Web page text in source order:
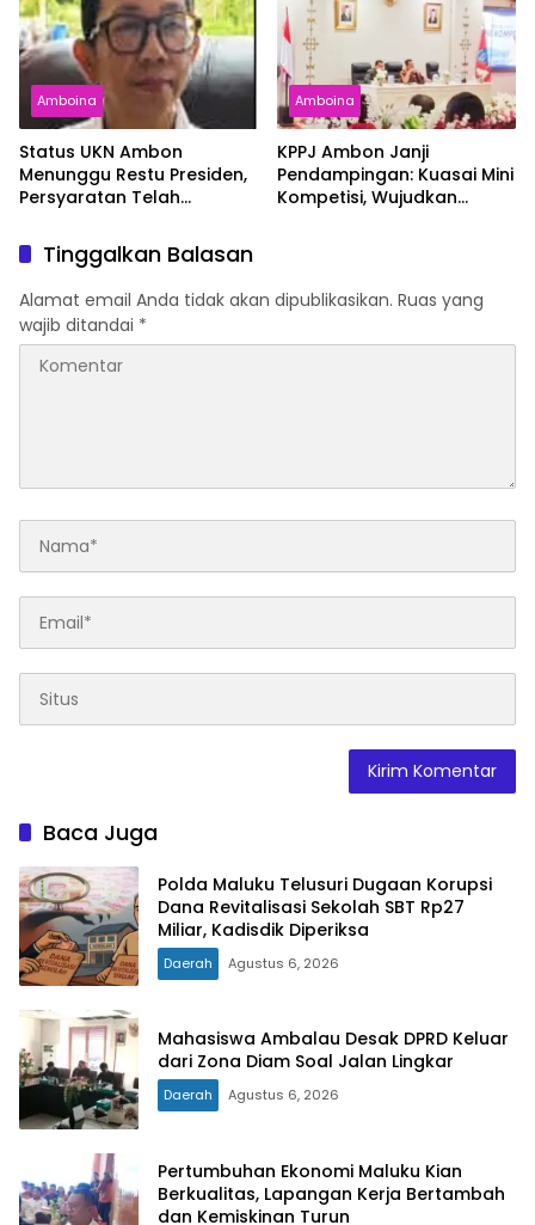
Amboina
Status UKN Ambon
Menunggu Restu Presiden,
Persyaratan Telah
Amboina
KPPJ Ambon Janji
Pendampingan: Kuasai Mini
Kompetisi, Wujudkan
Tinggalkan Balasan
Alamat email Anda tidak akan dipublikasikan. Ruas yang
wajib ditandai *
Baca Juga
Polda Maluku Telusuri Dugaan Korupsi
Dana Revitalisasi Sekolah SBT Rp27
Miliar, Kadisdik Diperiksa
Daerah Agustus 6, 2026
Mahasiswa Ambalau Desak DPRD Keluar
dari Zona Diam Soal Jalan Lingkar
Daerah Agustus 6, 2026
Pertumbuhan Ekonomi Maluku Kian
Berkualitas, Lapangan Kerja Bertambah
dan Kemiskinan Turun